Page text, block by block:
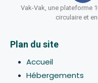
Vak-Vak, une plateforme
circulaire et
Plan du site
Accueil
Hébergements